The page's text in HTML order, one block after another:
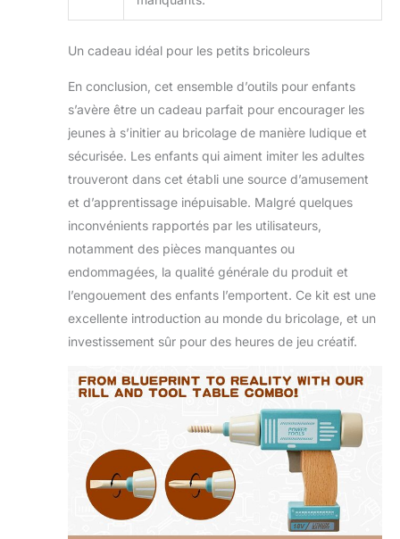
Facile à assembler.
pour enfants est livré
de montage détaillées
qui peuvent vous aider
à économiser
beaucoup de temps et
l'installation. Nécessite
un montage par des
adultes.
Un cadeau idéal pour les petits bricoleurs
En conclusion, cet ensemble d’outils pour enfants
s’avère être un cadeau parfait pour encourager les
jeunes à s’initier au bricolage de manière ludique et
sécurisée. Les enfants qui aiment imiter les adultes
trouveront dans cet établi une source d’amusement
et d’apprentissage inépuisable. Malgré quelques
inconvénients rapportés par les utilisateurs,
notamment des pièces manquantes ou
endommagées, la qualité générale du produit et
l’engouement des enfants l’emportent. Ce kit est une
excellente introduction au monde du bricolage, et un
investissement sûr pour des heures de jeu créatif.